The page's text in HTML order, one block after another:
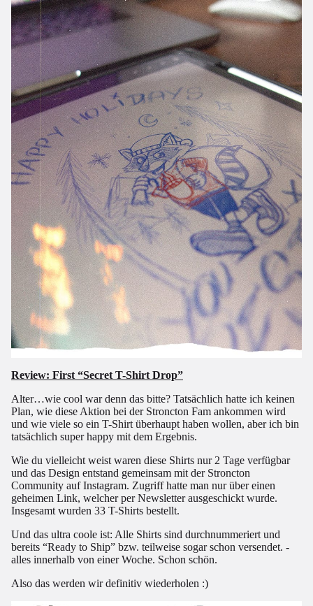
Review: First “Secret T-Shirt Drop”
Alter…wie cool war denn das bitte? Tatsächlich hatte ich keinen
Plan, wie diese Aktion bei der Stroncton Fam ankommen wird
und wie viele so ein T-Shirt überhaupt haben wollen, aber ich bin
tatsächlich super happy mit dem Ergebnis.
Wie du vielleicht weist waren diese Shirts nur 2 Tage verfügbar
und das Design entstand gemeinsam mit der Stroncton
Community auf Instagram. Zugriff hatte man nur über einen
geheimen Link, welcher per Newsletter ausgeschickt wurde.
Insgesamt wurden 33 T-Shirts bestellt.
Und das ultra coole ist: Alle Shirts sind durchnummeriert und
bereits “Ready to Ship” bzw. teilweise sogar schon versendet. -
alles innerhalb von einer Woche. Schon schön.
Also das werden wir definitiv wiederholen :)